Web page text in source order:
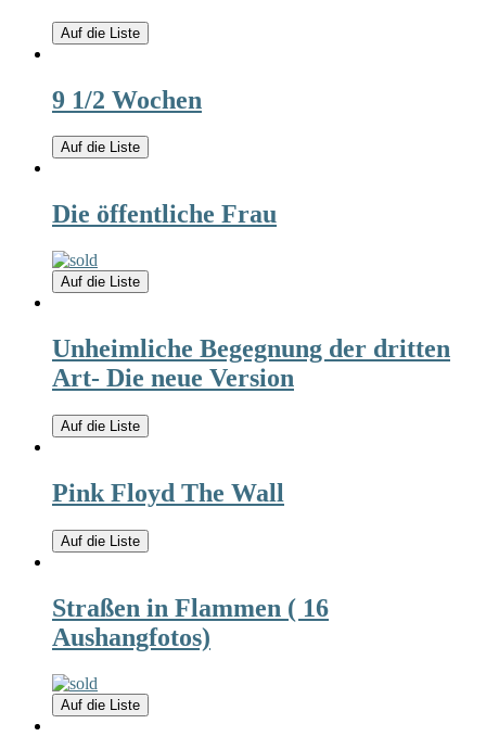
Auf die Liste
9 1/2 Wochen
Auf die Liste
Die öffentliche Frau
Auf die Liste
Unheimliche Begegnung der dritten
Art- Die neue Version
Auf die Liste
Pink Floyd The Wall
Auf die Liste
Straßen in Flammen ( 16
Aushangfotos)
Auf die Liste